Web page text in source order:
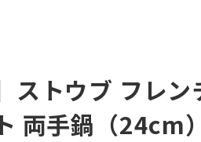
ストウブ フレン
両手鍋（24cm